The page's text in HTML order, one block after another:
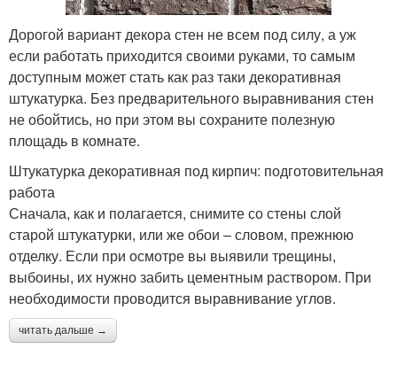
Дорогой вариант декора стен не всем под силу, а уж
если работать приходится своими руками, то самым
доступным может стать как раз таки декоративная
штукатурка. Без предварительного выравнивания стен
не обойтись, но при этом вы сохраните полезную
площадь в комнате.
Штукатурка декоративная под кирпич: подготовительная
работа
Сначала, как и полагается, снимите со стены слой
старой штукатурки, или же обои – словом, прежнюю
отделку. Если при осмотре вы выявили трещины,
выбоины, их нужно забить цементным раствором. При
необходимости проводится выравнивание углов.
читать дальше →